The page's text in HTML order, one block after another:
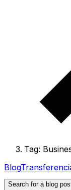
Tag:
Blog
Search for a blog